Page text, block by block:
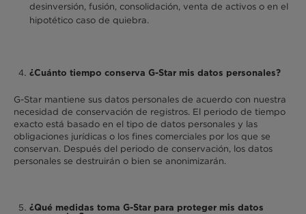
desinversión, fusión, consolidación, venta de activos o en el
hipotético caso de quiebra.
¿Cuánto tiempo conserva G-Star mis datos personales?
G-Star mantiene sus datos personales de acuerdo con nuestra
necesidad de conservación de registros. El periodo de tiempo
exacto está basado en el tipo de datos personales y las
obligaciones jurídicas o los fines comerciales por los que se
conservan. Después del periodo de conservación, los datos
personales se destruirán o bien se anonimizarán.
¿Qué medidas toma G-Star para proteger mis datos